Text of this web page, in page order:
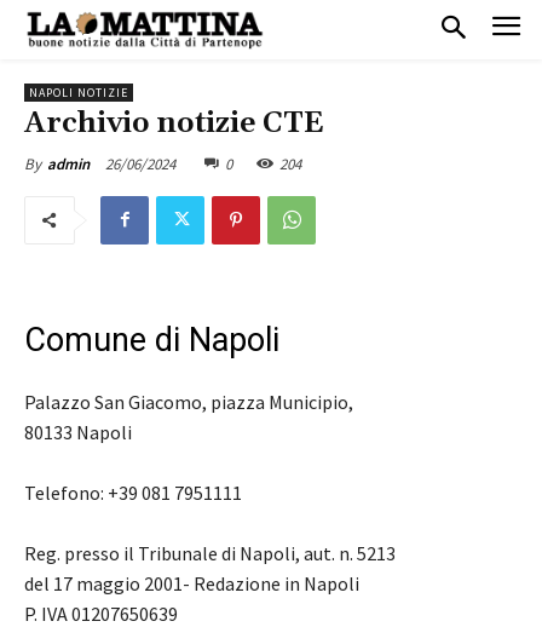
NAPOLI NOTIZIE
Archivio notizie CTE
By admin 26/06/2024 0 204
Comune di Napoli
Palazzo San Giacomo, piazza Municipio,
80133 Napoli
Telefono: +39 081 7951111
Reg. presso il Tribunale di Napoli, aut. n. 5213
del 17 maggio 2001- Redazione in Napoli
P. IVA 01207650639